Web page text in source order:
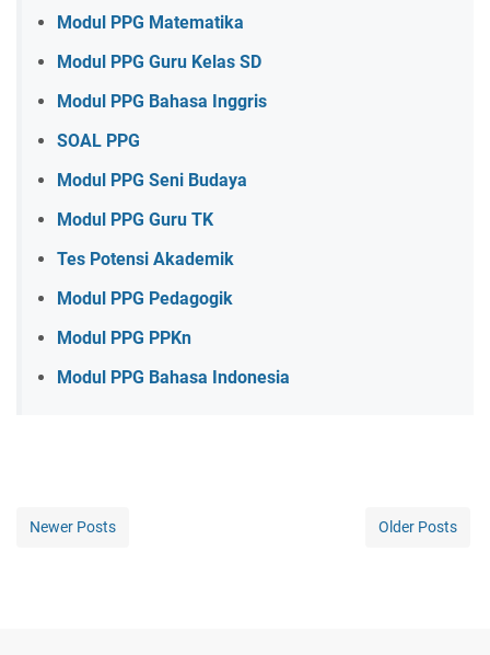
Modul PPG Matematika
Modul PPG Guru Kelas SD
Modul PPG Bahasa Inggris
SOAL PPG
Modul PPG Seni Budaya
Modul PPG Guru TK
Tes Potensi Akademik
Modul PPG Pedagogik
Modul PPG PPKn
Modul PPG Bahasa Indonesia
Newer Posts Older Posts